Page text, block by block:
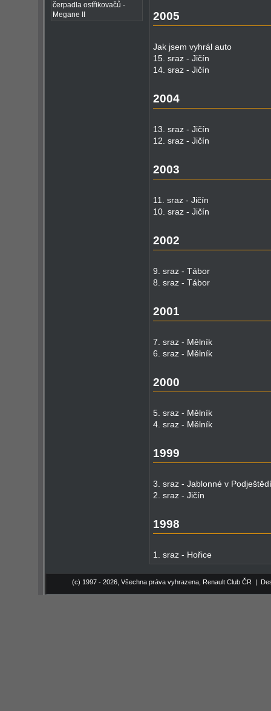
čerpadla ostřikovačů -
Megane II
2005
Jak jsem vyhrál auto
15. sraz - Jičín
14. sraz - Jičín
2004
13. sraz - Jičín
12. sraz - Jičín
2003
11. sraz - Jičín
10. sraz - Jičín
2002
9. sraz - Tábor
8. sraz - Tábor
2001
7. sraz - Mělník
6. sraz - Mělník
2000
5. sraz - Mělník
4. sraz - Mělník
1999
3. sraz - Jablonné v Podještědí
2. sraz - Jičín
1998
1. sraz - Hořice
(c) 1997 - 2026, Všechna práva vyhrazena, Renault Club ČR |